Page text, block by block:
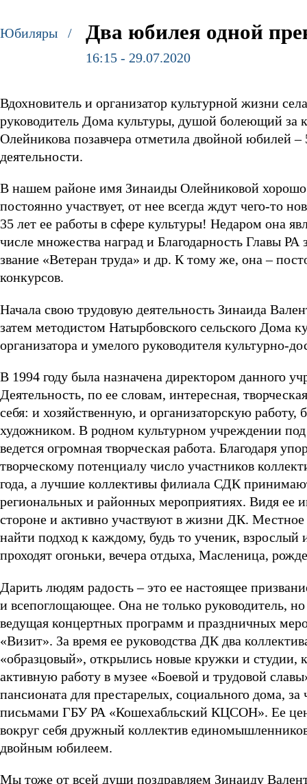
Юбиляры / Два юбилея одной
16:15 - 29.07.2020
Вдохновитель и организатор культурной жизни
руководитель Дома культуры, душой болеющий за
Олейникова позавчера отметила двойной юбилей
деятельности.
В нашем районе имя Зинаиды Олейниковой
постоянно участвует, от нее всегда ждут чего-то
35 лет ее работы в сфере культуры! Недаром она
числе множества наград и Благодарность Главы РА
звание «Ветеран труда» и др. К тому же, она –
конкурсов.
Начала свою трудовую деятельность Зинаида
затем методистом Натырбовского сельского Дома
организатора и умелого руководителя культурно-
В 1994 году была назначена директором данного
Деятельность, по ее словам, интересная,
себя: и хозяйственную, и организаторскую
художником. В родном культурном учреждении
ведется огромная творческая работа. Благодаря
творческому потенциалу число участников
года, а лучшие коллективы филиала СДК
региональных и районных мероприятиях. Видя ее
стороне и активно участвуют в жизни ДК. Местное
найти подход к каждому, будь то ученик,
проходят огоньки, вечера отдыха, Масленица,
Дарить людям радость – это ее настоящее
и всепоглощающее. Она не только руководитель,
ведущая концертных программ и праздничных
«Визит». За время ее руководства ДК два
«образцовый», открылись новые кружки и
активную работу в музее «Боевой и трудовой
пансионата для престарелых, социального дома,
письмами ГБУ РА «Кошехабльский КЦСОН». Ее
вокруг себя дружный коллектив
двойным юбилеем.
Мы тоже от всей души поздравляем Зинаиду